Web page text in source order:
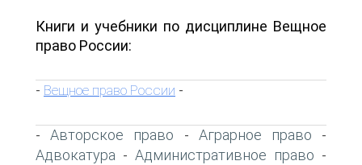
Книги и учебники по дисциплине Вещное
право России:
- Вещное право России -
-Авторское право - Аграрное право -
Адвокатура - Административное право -